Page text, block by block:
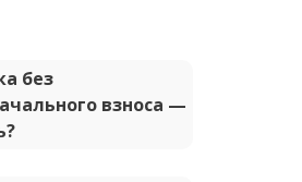
без
взноса —